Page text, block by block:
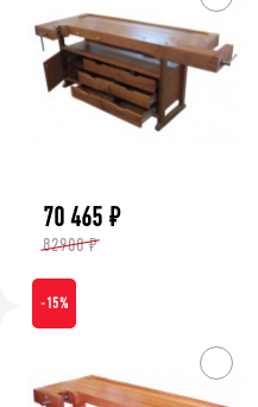
70 465 ₽
82900 ₽
-15%